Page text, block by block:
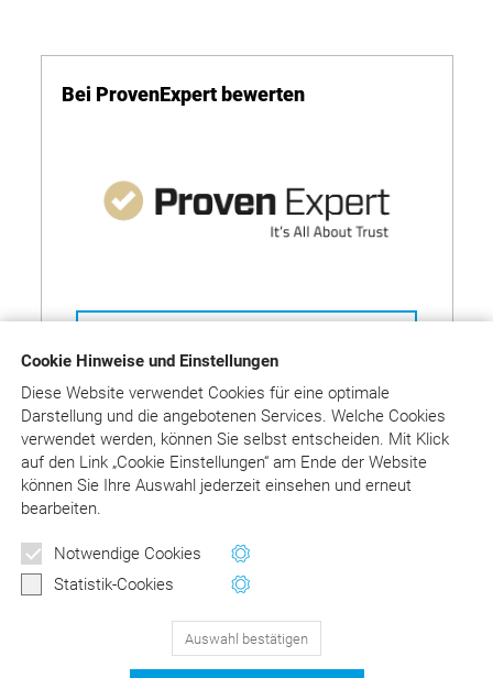
Cookie Hinweise und Einstellungen
Diese Website verwendet Cookies für eine optimale
Darstellung und die angebotenen Services. Welche Cookies
verwendet werden, können Sie selbst entscheiden. Mit Klick
aufden Link „Cookie Einstellungen“ am Ende der Website
können Sie Ihre Auswahl jederzeit einsehen und erneut
bearbeiten.
Notwendige Cookies
Statistik-Cookies
Auswahl bestätigen
Bei ProvenExpert bewerten
Wie die ProvenExpert-Bewertung
funktioniert
129Bewertungen auf ProvenExpert.com
Newsletter
Wertvolle Tipps und Hinweise